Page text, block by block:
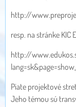
http://
resp. na stránke KIC
http://
Piate projektové
Jeho témou sú